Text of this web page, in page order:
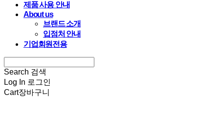
제품 사용 안내
About us
브랜드 소개
입점처 안내
기업회원전용
Search 검색
Log In 로그인
Cart장바구니